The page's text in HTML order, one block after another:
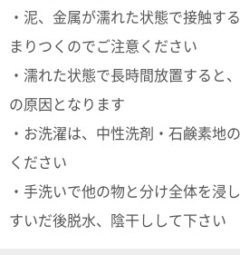
・泥、金属が濡れた状態で接触す
まりつくのでご注意ください
・濡れた状態で長時間放置すると
の原因となります
・お洗濯は、中性洗剤・石鹸素地
ください
・手洗いで他の物と分け全体を浸
すいだ後脱水、陰干しして下さい